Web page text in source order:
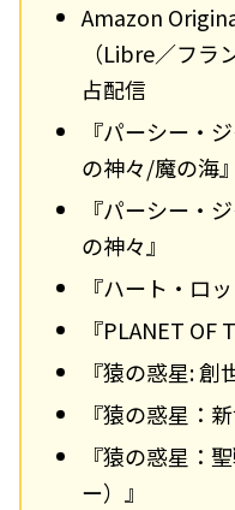
Amazon
（Libre／フラ
占配信
『パーシー・
の神々/魔の海』
『パーシー・
の神々』
『ハート・ロッ
『PLANET OF
『猿の惑星: 創
『猿の惑星：
『猿の惑星：
ー）』